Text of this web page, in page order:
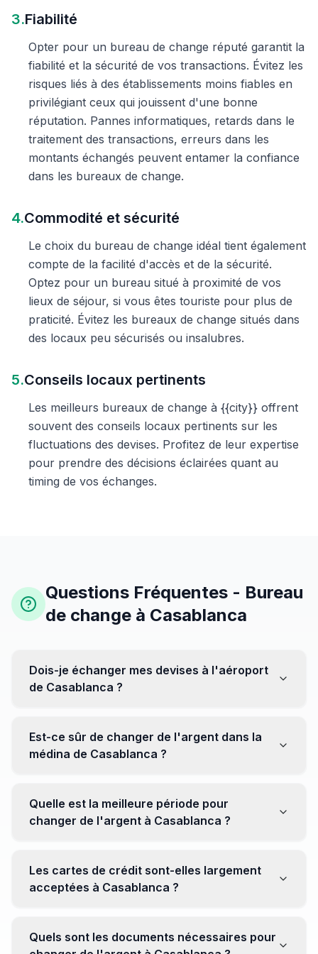
3.Fiabilité
Opter pour un bureau de change réputé garantit la
fiabilité et la sécurité de vos transactions. Évitez les
risques liés à des établissements moins fiables en
privilégiant ceux qui jouissent d'une bonne
réputation. Pannes informatiques, retards dans le
traitement des transactions, erreurs dans les
montants échangés peuvent entamer la confiance
dans les bureaux de change.
4.Commodité et sécurité
Le choix du bureau de change idéal tient également
compte de la facilité d'accès et de la sécurité.
Optez pour un bureau situé à proximité de vos
lieux de séjour, si vous êtes touriste pour plus de
praticité. Évitez les bureaux de change situés dans
des locaux peu sécurisés ou insalubres.
5.Conseils locaux pertinents
Les meilleurs bureaux de change à {{city}} offrent
souvent des conseils locaux pertinents sur les
fluctuations des devises. Profitez de leur expertise
pour prendre des décisions éclairées quant au
timing de vos échanges.
Questions Fréquentes - Bureau
de change à Casablanca
Dois-je échanger mes devises à l'aéroport
de Casablanca ?
être moins avantageux. Orientez-vous plutôt vers les
bureaux de change en ville pour obtenir de meilleurs
Est-ce sûr de changer de l'argent dans la
médina de Casablanca ?
établissements réputés pour éviter les surprises.
Quelle est la meilleure période pour
changer de l'argent à Casablanca ?
soyez attentif aux fluctuations pour maximiser la valeur
de vos devises.
Les cartes de crédit sont-elles largement
acceptées à Casablanca ?
Cependant, avoir un peu de monnaie locale peut être
Quels sont les documents nécessaires pour